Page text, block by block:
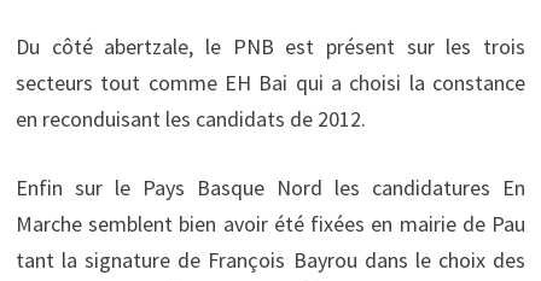
Du côté abertzale, le PNB est présent sur les trois
secteurs tout comme EH Bai qui a choisi la constance
en reconduisant les candidats de 2012.
Enfin sur le Pays Basque Nord les candidatures En
Marche semblent bien avoir été fixées en mairie de Pau
tant la signature de François Bayrou dans le choix des